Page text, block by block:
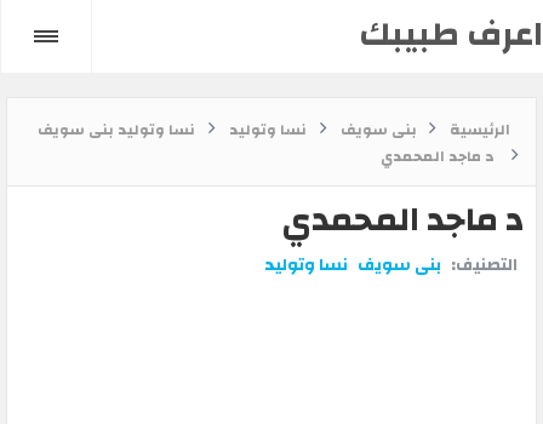
اعرف طبيبك
الرئيسية بنى سويف نسا وتوليد
نسا وتوليد بنى سويف
د ماجد المحمدي
د ماجد المحمدي
التصنيف: بنى سويف نسا وتوليد